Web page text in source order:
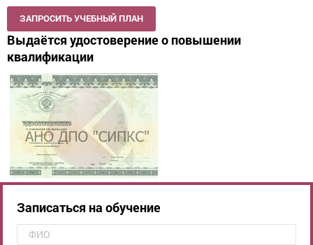
ЗАПРОСИТЬ УЧЕБНЫЙ ПЛАН
Выдаётся удостоверение о повышении
квалификации
Записаться на обучение